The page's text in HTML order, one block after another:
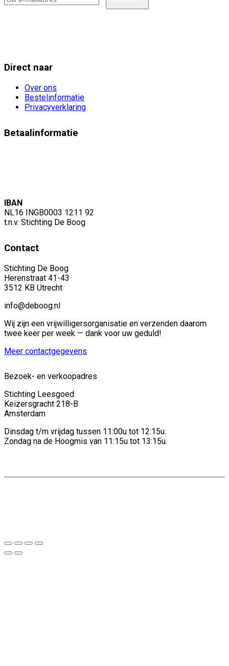
Direct naar
Over ons
Bestelinformatie
Privacyverklaring
Betaalinformatie
IBAN
NL16 INGB0003 1211 92
t.n.v. Stichting De Boog
Contact
Stichting De Boog
Herenstraat 41-43
3512 KB Utrecht
info@deboog.nl
Wij zijn een vrijwilligersorganisatie en verzenden daarom
twee keer per week — dank voor uw geduld!
Meer contactgegevens
Bezoek- en verkoopadres
Stichting Leesgoed
Keizersgracht 218-B
Amsterdam
Dinsdag t/m vrijdag tussen 11:00u tot 12:15u.
Zondag na de Hoogmis van 11:15u tot 13:15u.